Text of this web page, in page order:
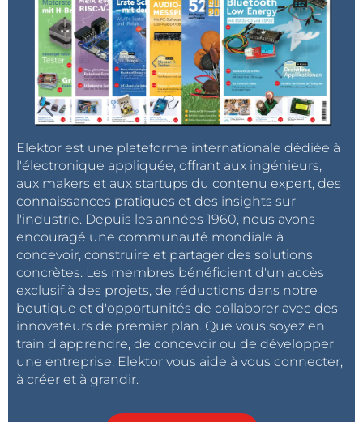
Platine montée et testée disponible
Elektor est une plateforme internationale dédiée à
l'électronique appliquée, offrant aux ingénieurs,
aux makers et aux startups du contenu expert, des
connaissances pratiques et des insights sur
l'industrie. Depuis les années 1960, nous avons
encouragé une communauté mondiale à
concevoir, construire et partager des solutions
concrètes. Les membres bénéficient d'un accès
exclusif à des projets, de réductions dans notre
boutique et d'opportunités de collaborer avec des
innovateurs de premier plan. Que vous soyez en
train d'apprendre, de concevoir ou de développer
une entreprise, Elektor vous aide à vous connecter,
à créer et à grandir.